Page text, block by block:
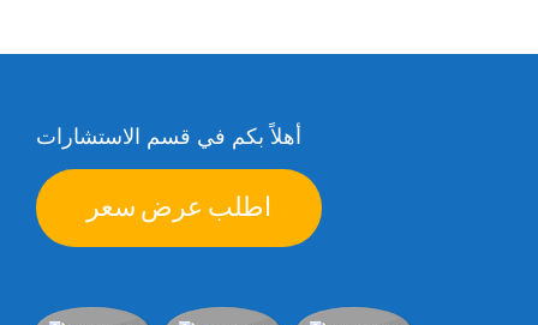
أهلاً بكم في قسم الاستشارات
اطلب عرض سعر